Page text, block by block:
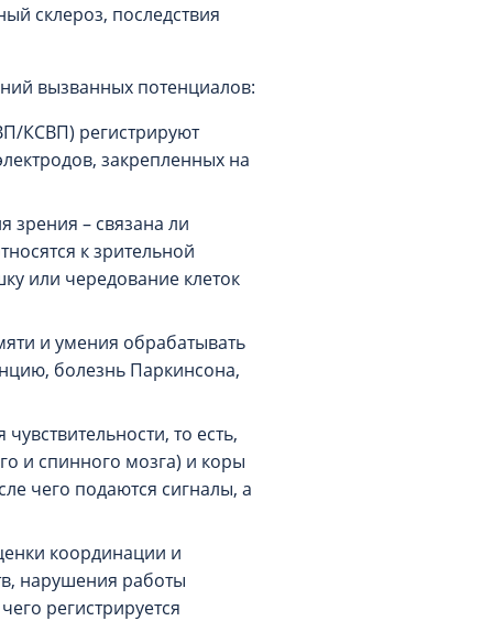
склероз, последствия
вызванных потенциалов:
КСВП) регистрируют
закрепленных на
зрения – связана ли
к зрительной
или чередование клеток
и умения обрабатывать
болезнь Паркинсона,
то есть,
и спинного мозга) и коры
чего подаются сигналы, а
координации и
нарушения работы
регистрируется